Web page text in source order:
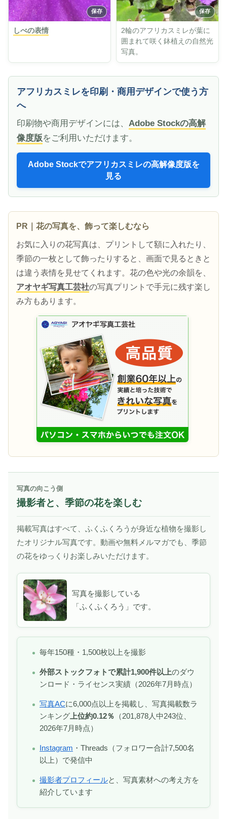
しべの表情
2輪のアフリカスミレが葉に
囲まれて咲く鉢植えの自然光
写真。
アフリカスミレを印刷・商用デザインで使う方
へ
印刷物や商用デザインには、 Adobe Stockの高解
像度版をご利用いただけます。
Adobe Stockでアフリカスミレの高解像度版を
見る
PR｜花の写真を、飾って楽しむなら
お気に入りの花写真は、プリントして額に入れたり、
季節の一枚として飾ったりすると、画面で見るときと
は違う表情を見せてくれます。花の色や光の余韻を、
アオヤギ写真工芸社の写真プリントで手元に残す楽し
み方もあります。
写真の向こう側
撮影者と、季節の花を楽しむ
掲載写真はすべて、ふくふくろうが身近な植物を撮影し
たオリジナル写真です。動画や無料メルマガでも、季節
の花をゆっくりお楽しみいただけます。
写真を撮影している
「ふくふくろう」です。
毎年150種・1,500枚以上を撮影
外部ストックフォトで累計1,900件以上のダウ
ンロード・ライセンス実績（2026年7月時点）
写真ACに6,000点以上を掲載し、写真掲載数ラ
ンキング 上位約0.12％ （201,878人中243位、
2026年7月時点）
Instagram ・Threads（フォロワー合計7,500名
以上）で発信中
撮影者プロフィールと、写真素材への考え方を
紹介しています